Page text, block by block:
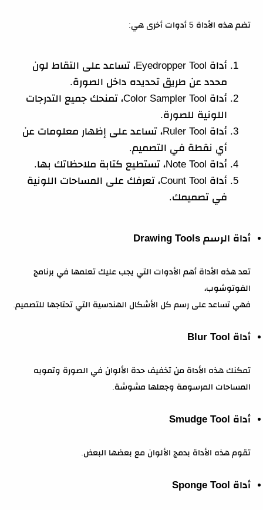
تضم هذه الأداة 5 أدوات أخرى هي:
أداة Eyedropper Tool، تساعد على التقاط لون
محدد عن طريق تحديده داخل الصورة.
أداة Color Sampler Tool، تمنحك جميع التدرجات
اللونية للصورة.
أداة Ruler Tool، تساعد على إظهار معلومات عن
أي نقطة في التصميم.
أداة Note Tool، تستطيع كتابة ملاحظاتك بها.
أداة Count Tool، تعرفك على المساحات اللونية
في تصميمك.
أداة الرسم Drawing Tools
تعد هذه الأداة أهم الأدوات التي يجب عليك تعلمها في برنامج
الفوتوشوب،
فهي تساعد على رسم كل الأشكال الهندسية التي تحتاجها للتصميم.
أداة Blur Tool
تمكنك هذه الأداة من تخفيف حدة الألوان في الصورة وتمويه
المساحات المرسومة وجعلها مشوشة.
أداة Smudge Tool
تقوم هذه الأداة بدمج الألوان مع بعضها البعض.
أداة Sponge Tool